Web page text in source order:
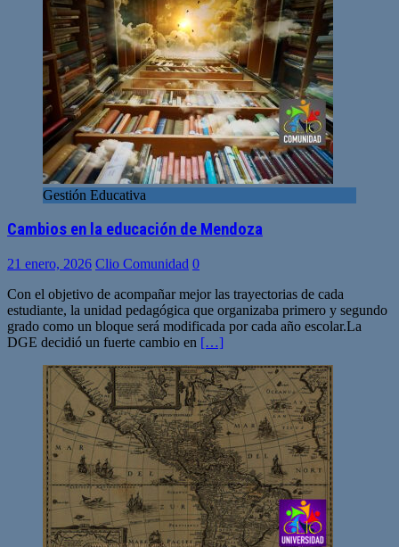
Gestión Educativa
Cambios en la educación de Mendoza
21 enero, 2026 Clio Comunidad 0
Con el objetivo de acompañar mejor las trayectorias de cada
estudiante, la unidad pedagógica que organizaba primero y segundo
grado como un bloque será modificada por cada año escolar.La
DGE decidió un fuerte cambio en […]